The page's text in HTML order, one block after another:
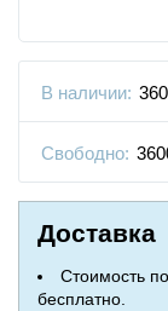
В наличии:
Свободно:
Доставка
Стоимость
бесплатно.